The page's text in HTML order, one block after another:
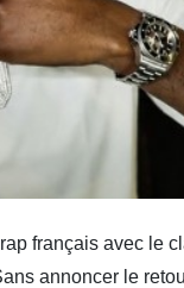
français avec le
annoncer le